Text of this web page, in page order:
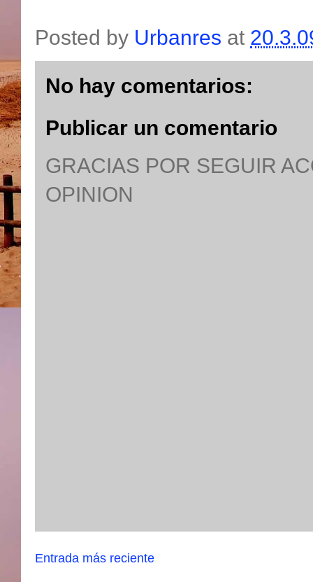
Posted by Urbanres at
No hay comentarios:
Publicar un comentario
GRACIAS POR SEGUIR
OPINION
Entrada más reciente